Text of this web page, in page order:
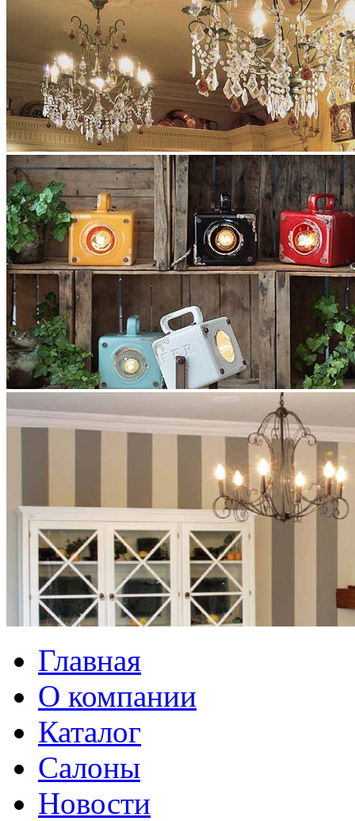
Главная
О компании
Каталог
Салоны
Новости